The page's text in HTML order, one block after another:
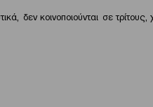
κοινοποιούνται σε τρίτους,